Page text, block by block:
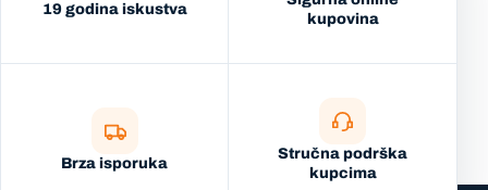
19 godina iskustva
kupovina
Brza isporuka
Stručna podrška
kupcima